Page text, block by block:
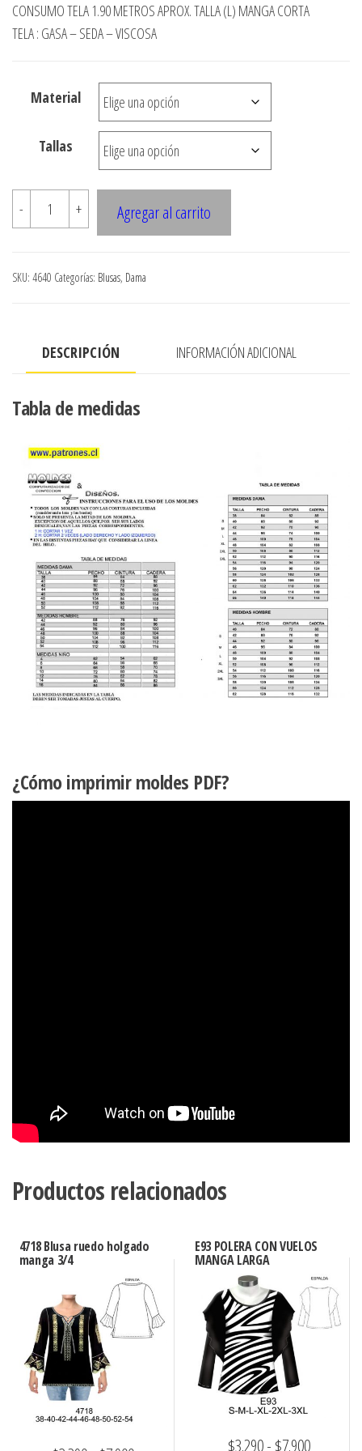
precios:
$3.290
hasta
$7.900
CONSUMO TELA 1.90 METROS APROX. TALLA (L) MANGA CORTA
TELA : GASA – SEDA – VISCOSA
Material
Tallas
-
4640
Bluson
largo
+ Agregar al carrito
SKU: 4640 Categorías: Blusas, Dama
DESCRIPCIÓN INFORMACIÓN ADICIONAL
Tabla de medidas
¿Cómo imprimir moldes PDF?
Productos relacionados
4718 Blusa ruedo holgado
manga 3/4
E93 POLERA CON VUELOS
MANGA LARGA
$3.290- $7.900Rango